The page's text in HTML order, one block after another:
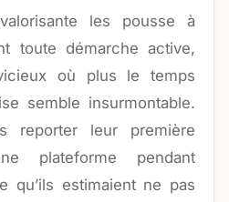
les pousse à
toute démarche active,
où plus le temps
semble insurmontable.
reporter leur première
plateforme pendant
qu’ils estimaient ne pas